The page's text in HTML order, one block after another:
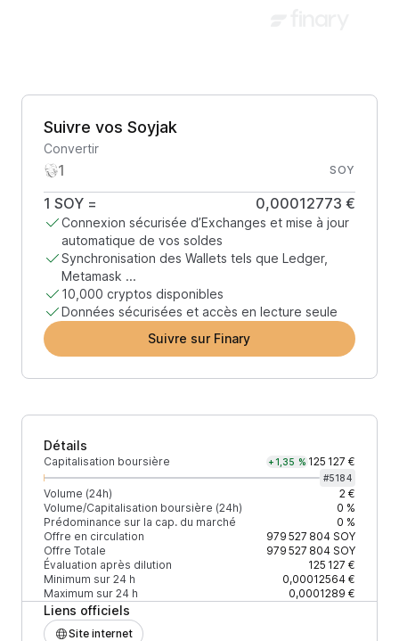
Suivre vos Soyjak
Convertir
SOY
1 SOY = 0,00012773 €
Connexion sécurisée d’Exchanges et mise à jour
automatique de vos soldes
Synchronisation des Wallets tels que Ledger,
Metamask ...
10,000 cryptos disponibles
Données sécurisées et accès en lecture seule
Suivre sur Finary
Détails
Capitalisation boursière +1,35 % 125 127 €
#5184
Volume (24h)
2 €
Volume/Capitalisation boursière (24h)
0 %
Prédominance sur la cap. du marché
0 %
Offre en circulation
979 527 804SOY
Offre Totale
979 527 804SOY
Évaluation après dilution
125 127 €
Minimum sur 24 h
0,00012564 €
Maximum sur 24 h
0,0001289 €
Liens officiels
Site internet